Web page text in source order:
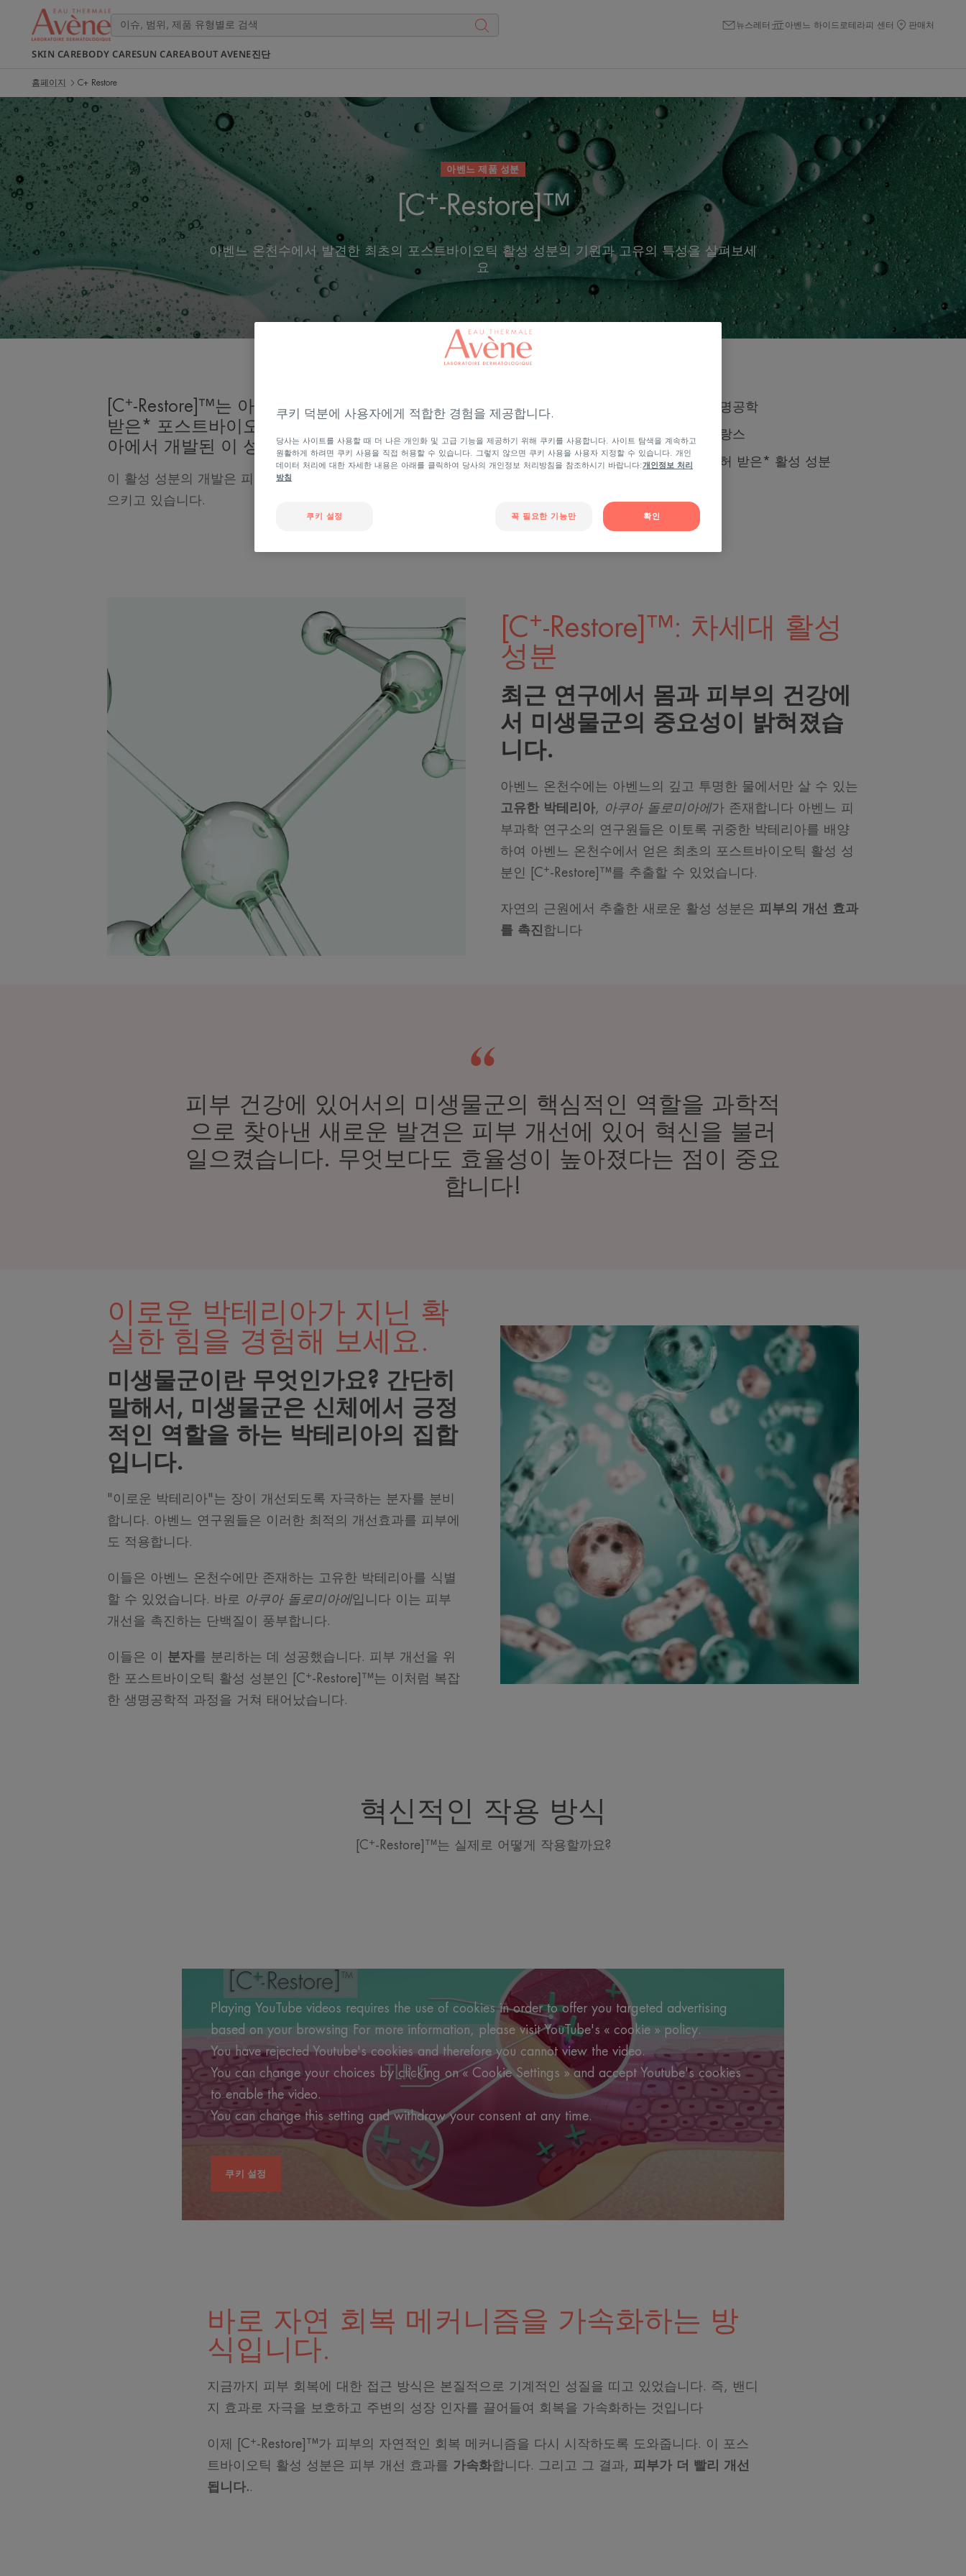
뉴스레터 아벤느 하이드로테라피 센터 판매처
SKIN CAREBODY CARESUN CAREABOUT AVENE진단
홈페이지 C+ Restore
아벤느 제품 성분
[C+-Restore]™
아벤느 온천수에서 발견한 최초의 포스트바이오틱 활성 성분의 기원과 고유의 특성을 살펴보세
요
[C+-Restore]™는 아벤느 온천수에서 발견한 최초로 특허
받은* 포스트바이오틱 활성 성분입니다. 고유한 박테리
아에서 개발된 이 성분은 피부 개선 효과를 촉진합니다.
이 활성 성분의 개발은 피부 개선에 대한 전통적인 접근 방식에 혁명을 일
으키고 있습니다.
생명공학
원산지 프랑스
특허 특허 받은* 활성 성분
[C+-Restore]™: 차세대 활성
성분
최근 연구에서 몸과 피부의 건강에
서 미생물군의 중요성이
밝혀졌습
니다.
아벤느 온천수에는 아벤느의 깊고 투명한 물에서만 살 수 있는
고유한 박테리아, 아쿠아 돌로미아에가 존재합니다 아벤느 피
부과학 연구소의 연구원들은 이토록 귀중한 박테리아를 배양
하여 아벤느 온천수에서 얻은 최초의 포스트바이오틱 활성 성
분인 [C+-Restore]™를 추출할 수 있었습니다.
자연의 근원에서 추출한 새로운 활성 성분은 피부의 개선 효과
를 촉진 합니다
피부 건강에 있어서의 미생물군의 핵심적인 역할을 과학적
으로 찾아낸 새로운 발견은 피부 개선에 있어 혁신을 불러
일으켰습니다. 무엇보다도 효율성이 높아졌다는 점이 중요
합니다!
이로운 박테리아가 지닌 확
실한 힘을 경험해 보세요.
미생물군이란 무엇인가요? 간단히
말해서, 미생물군은 신체에서 긍정
적인 역할을 하는 박테리아의 집합
입니다.
"이로운 박테리아"는 장이 개선되도록 자극하는 분자를 분비
합니다. 아벤느 연구원들은 이러한 최적의 개선효과를 피부에
도 적용합니다.
이들은 아벤느 온천수에만 존재하는 고유한 박테리아를 식별
할 수 있었습니다. 바로
아쿠아 돌로미아에입니다 이는 피부
개선을 촉진하는 단백질이 풍부합니다.
이들은 이 분자를 분리하는 데 성공했습니다. 피부 개선을 위
한 포스트바이오틱 활성 성분인 [C+-Restore]™는 이처럼 복잡
한 생명공학적 과정을 거쳐 태어났습니다.
혁신적인 작용 방식
[C+-Restore]™는 실제로 어떻게 작용할까요?
Playing YouTube videos requires the use of cookies in order to offer you targeted advertising
based on your browsing For more information, please visit YouTube's « cookie » policy.
You have rejected Youtube's cookies and therefore you cannot view the video.
You can change your choices by clicking on « Cookie Settings » and accept Youtube's cookies
to enable the video.
You can change this setting and withdraw your consent at any time.
쿠키 설정
바로 자연 회복 메커니즘을 가속화하는 방
식입니다.
지금까지 피부 회복에 대한 접근 방식은 본질적으로 기계적인 성질을 띠고 있었습니다. 즉, 밴디
지 효과로 자극을 보호하고 주변의 성장 인자를 끌어들여 회복을 가속화하는 것입니다
이제 [C+-Restore]™가 피부의 자연적인 회복 메커니즘을 다시 시작하도록 도와줍니다. 이 포스
트바이오틱 활성 성분은 피부 개선 효과를 가속화합니다. 그리고 그 결과, 피부가 더 빨리 개선
됩니다..
쿠키 덕분에 사용자에게 적합한 경험을 제공합니다.
당사는 사이트를 사용할 때 더 나은 개인화 및 고급 기능을 제공하기 위해 쿠키를 사용합니다. 사이트 탐색을 계속하고
원활하게 하려면 쿠키 사용을 직접 허용할 수 있습니다. 그렇지 않으면 쿠키 사용을 사용자 지정할 수 있습니다. 개인
데이터 처리에 대한 자세한 내용은 아래를 클릭하여 당사의 개인정보 처리방침을 참조하시기 바랍니다:개인정보 처리
방침
쿠키 설정 꼭 필요한 기능만 확인